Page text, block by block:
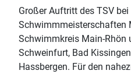
Großer Auftritt des TSV bei
Schwimmmeisterschaften
Schwimmkreis Main-Rhön
Schweinfurt, Bad
Hassbergen. Für den